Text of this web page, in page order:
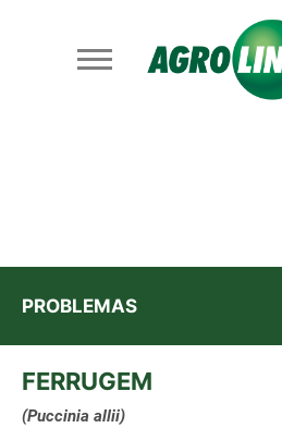
PROBLEMAS
FERRUGEM
(Puccinia allii)